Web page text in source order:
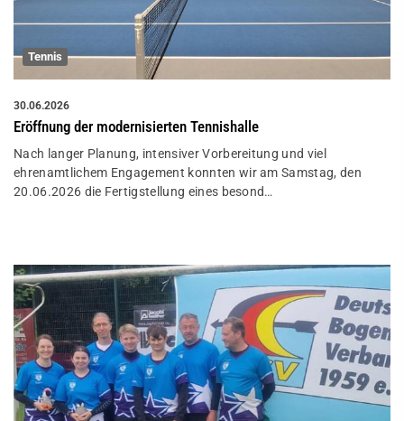
Tennis
30.06.2026
Eröffnung der modernisierten Tennishalle
Nach langer Planung, intensiver Vorbereitung und viel
ehrenamtlichem Engagement konnten wir am Samstag, den
20.06.2026 die Fertigstellung eines besond…